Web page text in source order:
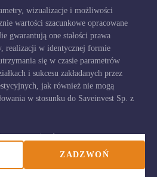
ZADZWOŃ
wizualizacje i możliwości
wartości szacunkowe opracowane
gwarantują one stałości prawa
realizacji w identycznej formie
się w czasie parametrów
i sukcesu zakładanych przez
jak również nie mogą
w stosunku do Saveinvest Sp. z
prawa zastrzeżone.